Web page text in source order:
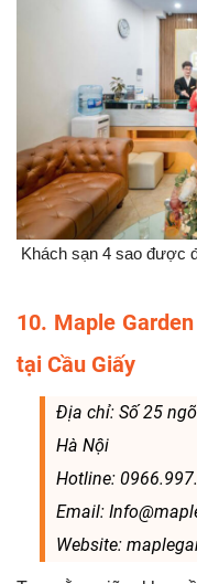
Khách sạn 4 sao được
10. Maple
tại Cầu Giấy
Địa chỉ: Số 25
Hà Nội
Hotline:
Email:
Website: